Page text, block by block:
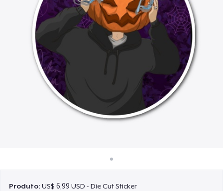
Venda em todo lugar
Venda qualquer coisa
Produto:US$ 6,99 USD - Die Cut Sticker